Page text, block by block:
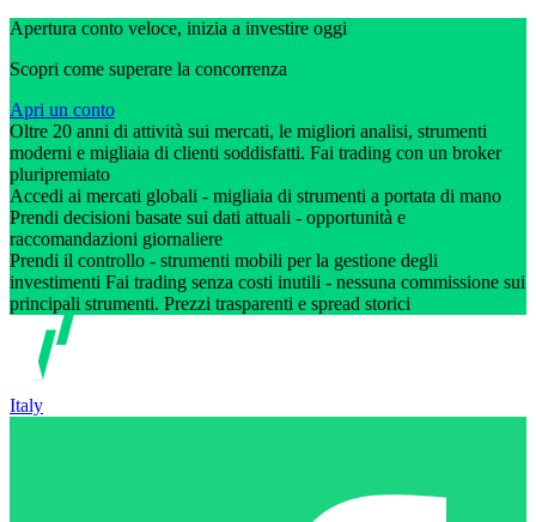
Apertura conto veloce, inizia a investire oggi
Scopri come superare la concorrenza
Apri un conto
Oltre 20 anni di attività sui mercati, le migliori analisi, strumenti
moderni e migliaia di clienti soddisfatti. Fai trading con un broker
pluripremiato
Accedi ai mercati globali - migliaia di strumenti a portata di mano
Prendi decisioni basate sui dati attuali - opportunità e
raccomandazioni giornaliere
Prendi il controllo - strumenti mobili per la gestione degli
investimenti Fai trading senza costi inutili - nessuna commissione sui
principali strumenti. Prezzi trasparenti e spread storici
Italy